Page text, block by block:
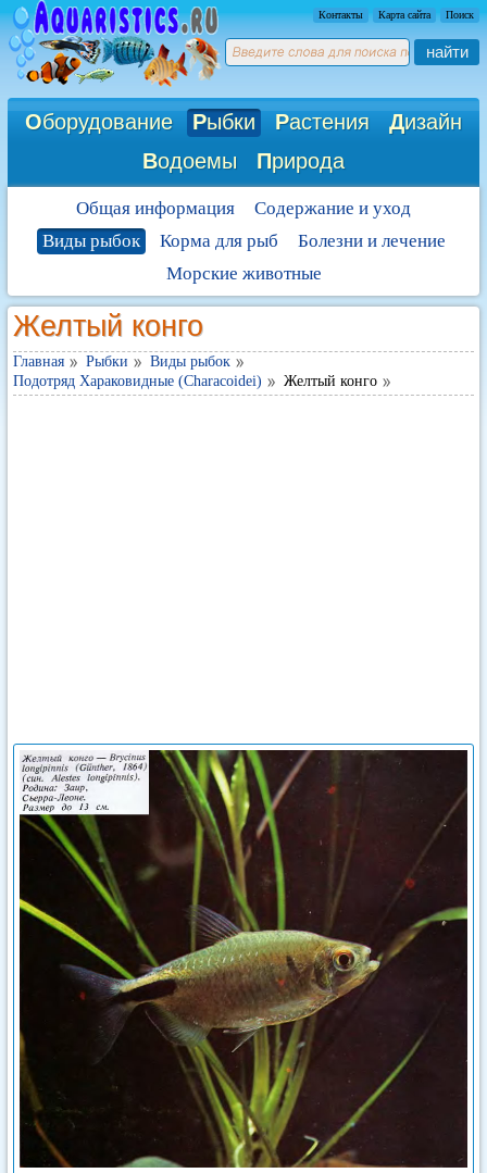
Контакты Карта сайта Поиск
найти
Оборудование Рыбки Растения Дизайн
Водоемы Природа
Общая информация
Содержание и уход
Виды рыбок
Корма для рыб
Болезни и лечение
Морские животные
Желтый конго
Главная Рыбки
Виды рыбок
Подотряд Хараковидные (Characoidei)
Желтый конго